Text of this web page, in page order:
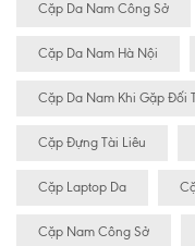
Cặp Da Nam Công Sở
Cặp Da Nam Hà Nội
Cặp Da Nam Khi Gặp Đối
Cặp Đựng Tài Liêu
Cặp Laptop Da
Cặp Nam Công Sở